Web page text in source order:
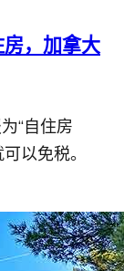
，加拿大
“自住房
以免税。